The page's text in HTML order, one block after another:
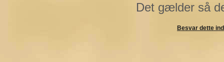
Det gælder så
Besvar dette